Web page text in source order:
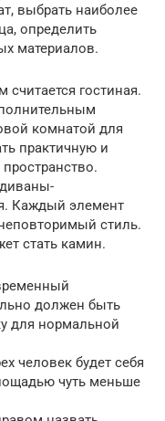
выбрать наиболее
определить
материалов.
гостиная.
комнатой для
практичную и
Каждый элемент
стиль.
стать камин.
должен быть
для нормальной
человек будет себя
чуть меньше